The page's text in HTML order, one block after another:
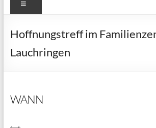
Hoffnungstreff im
Lauchringen
WANN